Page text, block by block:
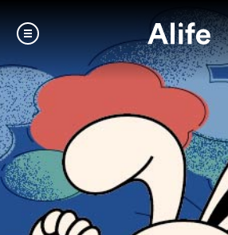
Measures for
Response.